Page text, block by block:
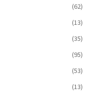
(62)
(13)
(35)
(95)
(53)
(13)